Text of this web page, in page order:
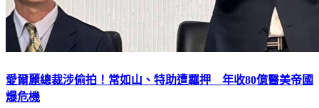
愛爾麗總裁涉偷拍！常如山、特助遭羈押 年收80億醫美帝國